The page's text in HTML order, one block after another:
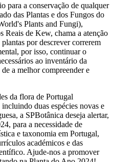
para a conservação de qualquer
das Plantas e dos Fungos do
Plants and Fungi),
Reais de Kew, chama a atenção
por descrever correrem
por isso, continuar o
ao inventário da
a melhor compreender e
da flora de Portugal
duas espécies novas e
a SPBotânica deseja alertar,
para a necessidade de
e taxonomia em Portugal,
académicos e das
Ajude-nos a promover